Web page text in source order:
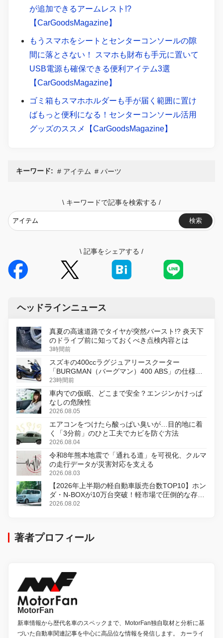
が追加できるアームレスト!?
【CarGoodsMagazine】
もうスマホをシートとセンターコンソールの隙
間に落とさない！ スマホも財布も手元に置いて
USB電源も確保できる便利アイテム3選
【CarGoodsMagazine】
ゴミ箱もスマホホルダーも手が届く範囲に置け
ばもっと便利になる！センターコンソール活用
グッズのススメ【CarGoodsMagazine】
キーワード: アイテム パーツ
\ キーワードで記事を検索する /
検索
\ 記事をシェアする /
ヘッドラインニュース
真夏の高速道路でタイヤが突然バースト!? 炎天下
のドライブ前に知っておくべき点検内容とは
3時間前
スズキの400ccラグジュアリースクーター
「BURGMAN（バーグマン）400 ABS」の仕様を
変更し、8月18日に発売
23時間前
車内での仮眠、どこまで安全？エンジンかけっぱ
なしの危険性
2026.08.05
エアコンをつけたら酸っぱい臭いが…目的地に着
く「3分前」のひと工夫でカビを防ぐ方法
2026.08.04
令和8年熊本地震で「通れる道」を可視化、クルマ
の走行データが災害対応を支える
2026.08.03
【2026年上半期の軽自動車販売台数TOP10】ホン
ダ・N-BOXが10万台突破！軽市場で圧倒的な存在
感
2026.08.02
著者プロフィール
MotorFan
新車情報から歴代名車のスペックまで、MotorFan独自取材と分析に基
づいた自動車関連記事を中心に高品位な情報を発信します。 カーライ